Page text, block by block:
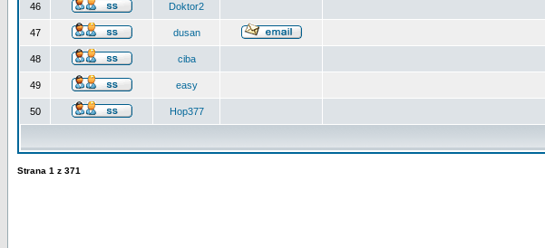
46 Doktor2
47 dusan
48 ciba
49 easy
50 Hop377
Strana 1 z 371